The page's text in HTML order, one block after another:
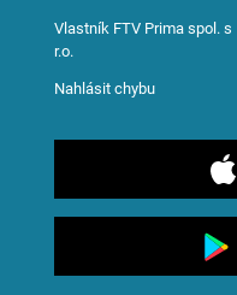
Vlastník FTV Prima spol. s
r.o.
Nahlásit chybu